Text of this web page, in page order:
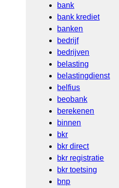
bank
bank krediet
banken
bedrijf
bedrijven
belasting
belastingdienst
belfius
beobank
berekenen
binnen
bkr
bkr direct
bkr registratie
bkr toetsing
bnp